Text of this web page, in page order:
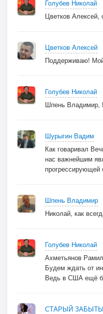
Голубев Николай
Цветков Алексей,
Цветков Алексей
Поддерживаю!
Голубев Николай
Шпень Владимир,
Шурыгин Вадим
Как говаривал
нас важнейшим
прогрессирующей
Шпень Владимир
Николай, как
Голубев Николай
Ахметьянов
Будем ждать от
Ведь в США ещё
СТАРЫЙ